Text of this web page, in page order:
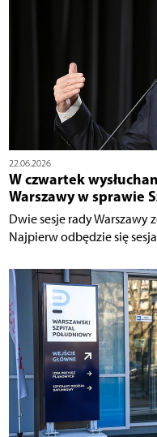
22.06.2026
W czwartek
Warszawy w sprawie
Dwie sesje rady Warszawy
Najpierw odbędzie się